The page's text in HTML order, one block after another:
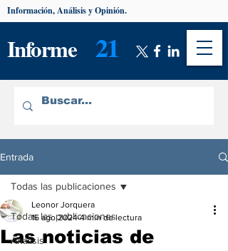
Informe 21
Información, Análisis y Opinión.
Entrada
Todas las publicaciones
Análisis
Todas las publicaciones
Las noticias de
Leonor Jorquera
16 ago 2024 4 min de lectura